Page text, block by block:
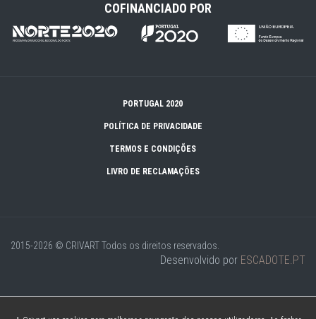
COFINANCIADO POR
PORTUGAL 2020
POLÍTICA DE PRIVACIDADE
TERMOS E CONDIÇÕES
LIVRO DE RECLAMAÇÕES
2015-2026 © CRIVARTTodos os direitos reservados.
Desenvolvido por ESCADOTE.PT